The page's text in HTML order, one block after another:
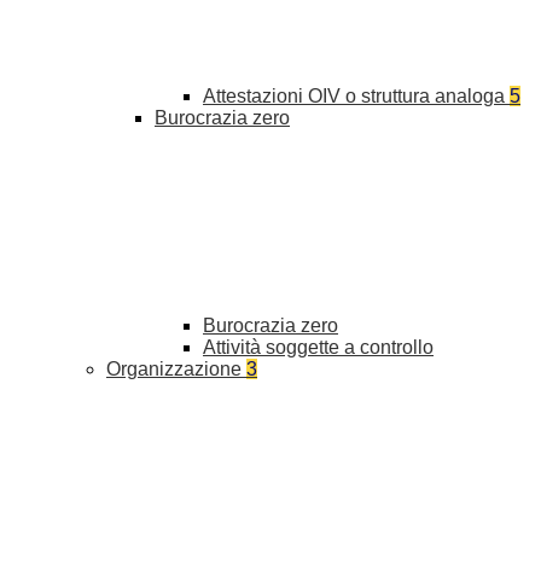
Attestazioni OIV o struttura analoga 5
Burocrazia zero
Burocrazia zero
Attività soggette a controllo
Organizzazione 3